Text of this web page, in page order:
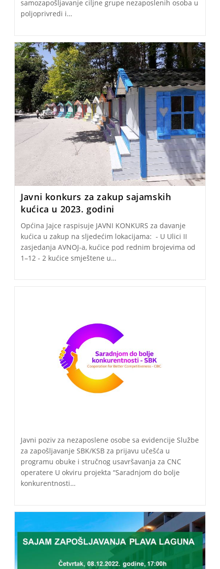
samozapošljavanje ciljne grupe nezaposlenih osoba u
poljoprivredi i…
Javni konkurs za zakup sajamskih
kućica u 2023. godini
Općina Jajce raspisuje JAVNI KONKURS za davanje
kućica u zakup na sljedećim lokacijama: - U Ulici II
zasjedanja AVNOJ-a, kućice pod rednim brojevima od
1–12 - 2 kućice smještene u…
Javni poziv za nezaposlene osobe sa evidencije Službe
za zapošljavanje SBK/KSB za prijavu učešća u
programu obuke i stručnog usavršavanja za CNC
operatere U okviru projekta “Saradnjom do bolje
konkurentnosti…